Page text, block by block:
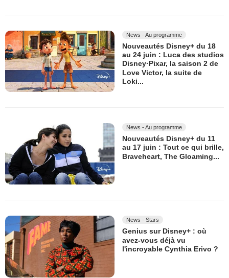
News - Au programme
Nouveautés Disney+ du 18
au 24 juin : Luca des studios
Disney·Pixar, la saison 2 de
Love Victor, la suite de
Loki...
News - Au programme
Nouveautés Disney+ du 11
au 17 juin : Tout ce qui brille,
Braveheart, The Gloaming...
News - Stars
Genius sur Disney+ : où
avez-vous déjà vu
l'incroyable Cynthia Erivo ?